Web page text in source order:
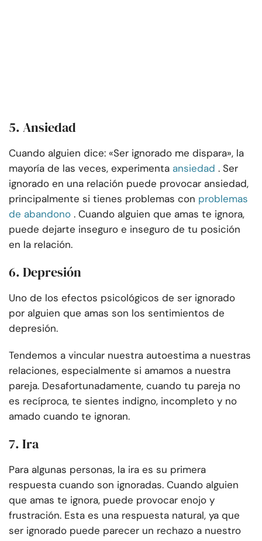
5. Ansiedad
Cuando alguien dice: «Ser ignorado me dispara», la
mayoría de las veces, experimenta ansiedad . Ser
ignorado en una relación puede provocar ansiedad,
principalmente si tienes problemas con problemas
de abandono . Cuando alguien que amas te ignora,
puede dejarte inseguro e inseguro de tu posición
en la relación.
6. Depresión
Uno de los efectos psicológicos de ser ignorado
por alguien que amas son los sentimientos de
depresión.
Tendemos a vincular nuestra autoestima a nuestras
relaciones, especialmente si amamos a nuestra
pareja. Desafortunadamente, cuando tu pareja no
es recíproca, te sientes indigno, incompleto y no
amado cuando te ignoran.
7. Ira
Para algunas personas, la ira es su primera
respuesta cuando son ignoradas. Cuando alguien
que amas te ignora, puede provocar enojo y
frustración. Esta es una respuesta natural, ya que
ser ignorado puede parecer un rechazo a nuestro